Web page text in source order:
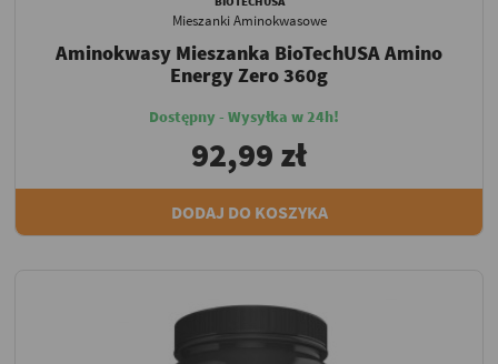
Mieszanki Aminokwasowe
Aminokwasy Mieszanka BioTechUSA Amino
Energy Zero 360g
Dostępny - Wysyłka w 24h!
92,99 zł
DODAJ DO KOSZYKA